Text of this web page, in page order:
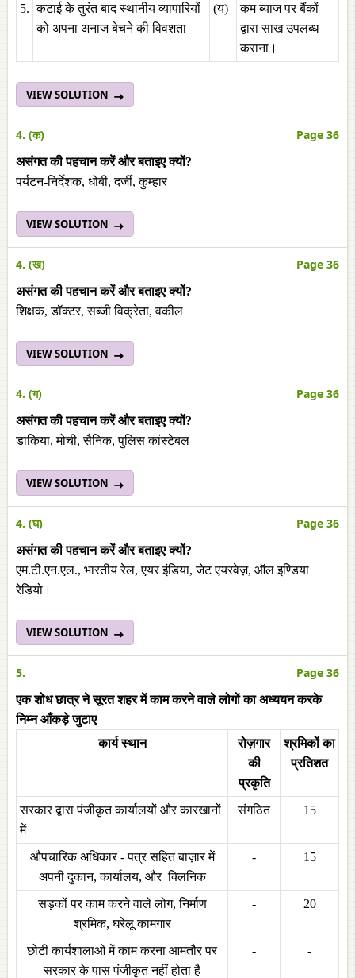
5. कटाई के तुरंत बाद स्थानीय व्यापारियों
को अपना अनाज बेचने की विवशता
(य)
कम ब्याज पर बैंकों
द्वारा साख उपलब्ध
कराना।
VIEW SOLUTION
4. (क) Page 36
असंगत की पहचान करें और बताइए क्यों?
पर्यटन-निर्देशक, धोबी, दर्जी, कुम्हार
VIEW SOLUTION
4. (ख) Page 36
असंगत की पहचान करें और बताइए क्यों?
शिक्षक, डॉक्टर, सब्जी विक्रेता, वकील
VIEW SOLUTION
4. (ग) Page 36
असंगत की पहचान करें और बताइए क्यों?
डाकिया, मोची, सैनिक, पुलिस कांस्टेबल
VIEW SOLUTION
4. (घ) Page 36
असंगत की पहचान करें और बताइए क्यों?
एम.टी.एन.एल., भारतीय रेल, एयर इंडिया, जेट एयरवेज़, ऑल इण्डिया
रेडियो।
VIEW SOLUTION
5. Page 36
एक शोध छात्र ने सूरत शहर में काम करने वाले लोगों का अध्ययन करके
निम्न आँकड़े जुटाए
कार्य स्थान
रोज़गार
की
प्रकृति
श्रमिकों का
प्रतिशत
सरकार द्वारा पंजीकृत कार्यालयों और कारखानों
में
संगठित 15
औपचारिक अधिकार - पत्र सहित बाज़ार में
अपनी दुकान, कार्यालय, और क्लिनिक
- 15
सड़कों पर काम करने वाले लोग, निर्माण
श्रमिक, घरेलू कामगार
- 20
छोटी कार्यशालाओं में काम करना आमतौर पर
सरकार के पास पंजीकृत नहीं होता है
- -